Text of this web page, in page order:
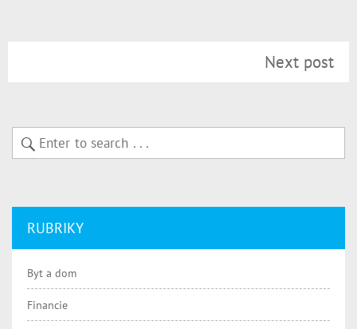
Next post
RUBRIKY
Byt a dom
Financie